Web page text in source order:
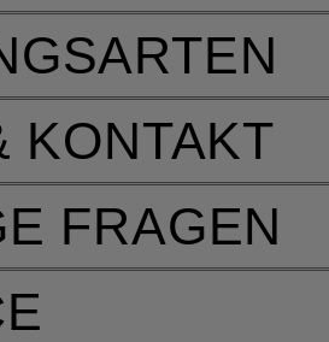
KONTAKT
FRAGEN